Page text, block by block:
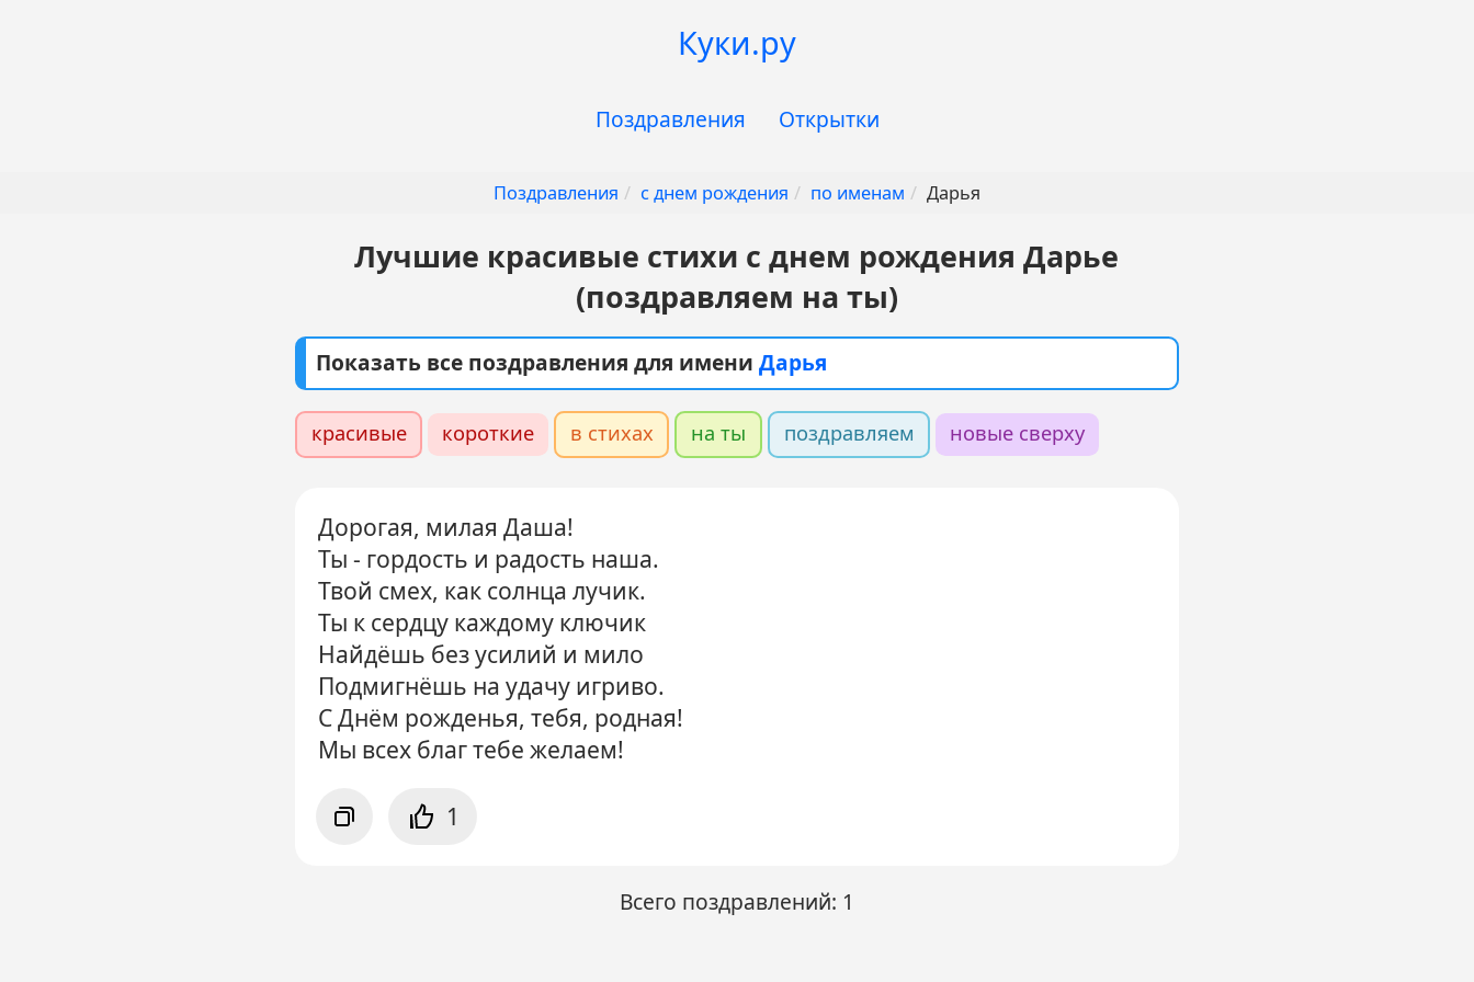
Куки.ру
Поздравления Открытки
Поздравления с днем рождения по именам Дарья
Лучшие красивые стихи с днем рождения Дарье
(поздравляем на ты)
Показать все поздравления для имени Дарья
красивые короткие в стихах на ты поздравляем новые сверху
Дорогая, милая Даша!
Ты - гордость и радость наша.
Твой смех, как солнца лучик.
Ты к сердцу каждому ключик
Найдёшь без усилий и мило
Подмигнёшь на удачу игриво.
С Днём рожденья, тебя, родная!
Мы всех благ тебе желаем!
1
Всего поздравлений: 1